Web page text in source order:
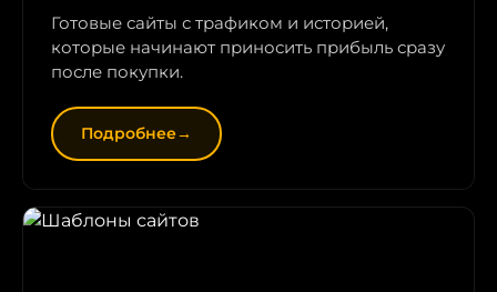
Готовые сайты с трафиком и историей,
которые начинают приносить прибыль сразу
после покупки.
Подробнее